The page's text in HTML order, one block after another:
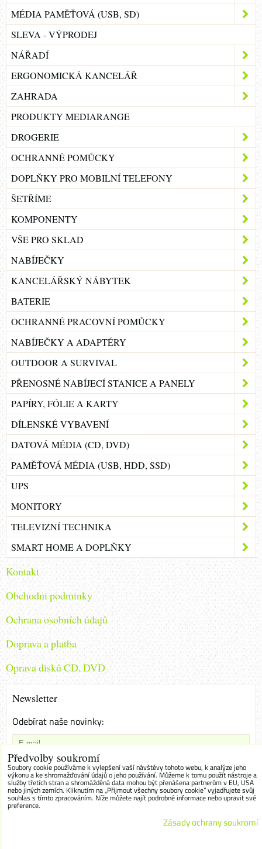
MÉDIA PAMĚŤOVÁ (USB, SD)
SLEVA - VÝPRODEJ
NÁŘADÍ
ERGONOMICKÁ KANCELÁŘ
ZAHRADA
PRODUKTY MEDIARANGE
DROGERIE
OCHRANNÉ POMŮCKY
DOPLŇKY PRO MOBILNÍ TELEFONY
ŠETŘÍME
KOMPONENTY
VŠE PRO SKLAD
NABÍJEČKY
KANCELÁŘSKÝ NÁBYTEK
BATERIE
OCHRANNÉ PRACOVNÍ POMŮCKY
NABÍJEČKY A ADAPTÉRY
OUTDOOR A SURVIVAL
PŘENOSNÉ NABÍJECÍ STANICE A PANELY
PAPÍRY, FÓLIE A KARTY
DÍLENSKÉ VYBAVENÍ
DATOVÁ MÉDIA (CD, DVD)
PAMĚŤOVÁ MÉDIA (USB, HDD, SSD)
UPS
MONITORY
TELEVIZNÍ TECHNIKA
SMART HOME A DOPLŇKY
Kontakt
Obchodni podminky
Ochrana osobních údajů
Doprava a platba
Oprava disků CD, DVD
Newsletter
Odebírat naše novinky:
Chci se přihlásit k odběru novinek e-mailem
Odebírat
Předvolby soukromí
Soubory cookie používáme k vylepšení vaší návštěvy tohoto webu, k analýze jeho
výkonu a ke shromažďování údajů o jeho používání. Můžeme k tomu použít nástroje a
služby třetích stran a shromážděná data mohou být přenášena partnerům v EU, USA
nebo jiných zemích. Kliknutím na „Přijmout všechny soubory cookie“ vyjadřujete svůj
souhlas s tímto zpracováním. Níže můžete najít podrobné informace nebo upravit své
preference.
Zásady ochrany soukromí